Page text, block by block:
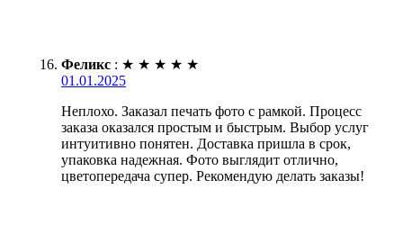
Феликс : ★ ★ ★ ★ ★
01.01.2025
Неплохо. Заказал печать фото с рамкой. Процесс
заказа оказался простым и быстрым. Выбор услуг
интуитивно понятен. Доставка пришла в срок,
упаковка надежная. Фото выглядит отлично,
цветопередача супер. Рекомендую делать заказы!